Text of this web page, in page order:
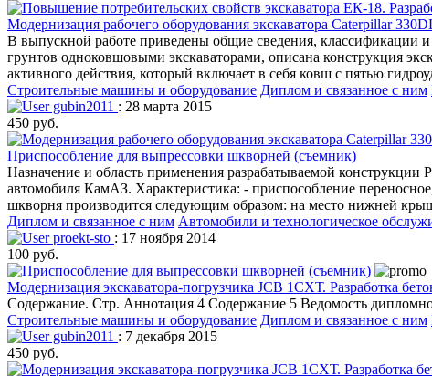
Модернизация рабочего оборудования экскаватора Caterpillar
В выпускной работе приведены общие сведения, классификации
грунтов одноковшовыми экскаваторами, описана конструкция
активного действия, который включает в себя ковш с пятью
Строительные машины и оборудование Диплом и связанное с ним
gubin2011 : 28 марта 2015
450 руб.
Приспособление для выпреcсовки шкворней (съемник)
Назначение и область применения разрабатываемой конструкции
автомобиля КамАЗ. Характеристика: - приспособление
шкворня производится следующим образом: на место нижней
Диплом и связанное с ним Автомобили и технологическое
proekt-sto : 17 ноября 2014
100 руб.
Модернизация экскаватора-погрузчика JCB 1СХТ. Разработка
Содержание. Стр. Аннотация 4 Содержание 5 Ведомость
Строительные машины и оборудование Диплом и связанное с ним
gubin2011 : 7 декабря 2015
450 руб.